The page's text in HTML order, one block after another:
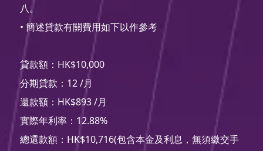
八。
• 簡述貸款有關費用如下以作參考
貸款額：HK$10,000
分期貸款：12 /月
還款額：HK$893 /月
實際年利率：12.88%
總還款額：HK$10,716(包含本金及利息，無須繳交手